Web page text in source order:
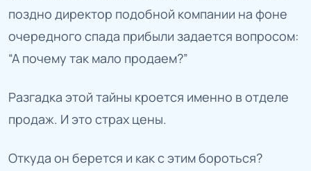
поздно директор подобной компании на фоне
очередного спада прибыли задается вопросом:
“А почему так мало продаем?”
Разгадка этой тайны кроется именно в отделе
продаж. И это страх цены.
Откуда он берется и как с этим бороться?